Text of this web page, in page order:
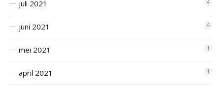
juli 2021 4
juni 2021 4
mei 2021 1
april 2021 1